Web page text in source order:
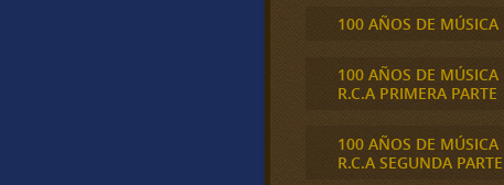
100 AÑOS DE MÚSICA
100 AÑOS DE MÚSICA
R.C.A PRIMERA PARTE
100 AÑOS DE MÚSICA
R.C.A SEGUNDA PARTE